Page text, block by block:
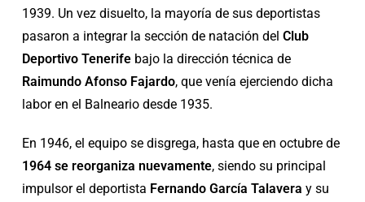
1939. Un vez disuelto, la mayoría de sus deportistas
pasaron a integrar la sección de natación delClub
Deportivo Tenerife bajo la dirección técnica de
Raimundo Afonso Fajardo, que venía ejerciendo dicha
labor en el Balneario desde 1935.
En 1946, el equipo se disgrega, hasta que en octubre de
1964 se reorganiza nuevamente, siendo su principal
impulsor el deportista Fernando García Talavera y su